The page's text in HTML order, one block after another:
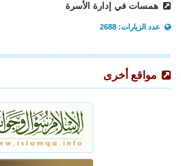
همسات في إدارة الأسرة
عدد الزيارات: 2688
مواقع أخرى